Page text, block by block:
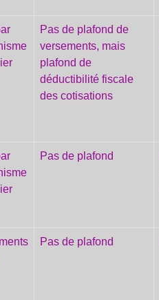
Pas de plafond de
versements, mais
plafond de
déductibilité fiscale
des cotisations
Pas de plafond
Pas de plafond